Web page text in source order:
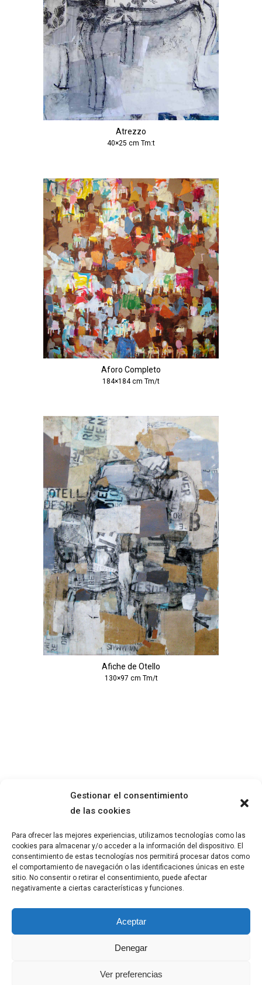
Gestionar el consentimiento
de las cookies
Para ofrecer las mejores experiencias, utilizamos tecnologías como las
cookies para almacenar y/o acceder a la información del dispositivo. El
consentimiento de estas tecnologías nos permitirá procesar datos como
el comportamiento de navegación o las identificaciones únicas en este
sitio. No consentir o retirar el consentimiento, puede afectar
negativamente a ciertas características y funciones.
Aceptar
Denegar
Ver preferencias
Atrezzo
40×25 cm Tm:t
Aforo Completo
184×184 cm Tm/t
Afiche de Otello
130×97 cm Tm/t
OBRA
POLÍTICA DE PRIVACIDAD
BLOG
POLÍTICA DE COOKIES
© 2023Ángeles Alcántara, Todos los
derechos reservados.
angelesalcantara@gmail.com
@angelesalcantarasanchez